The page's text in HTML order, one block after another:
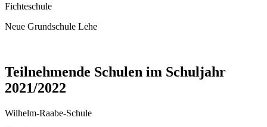
Fichteschule
Neue Grundschule Lehe
Teilnehmende Schulen im Schuljahr
2021/2022
Wilhelm-Raabe-Schule